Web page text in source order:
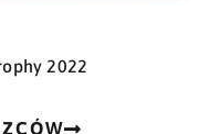
2022